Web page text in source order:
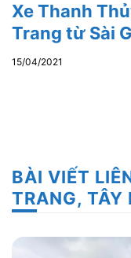
Xe Thanh
Trang từ Sài
15/04/2021
BÀI VIẾT
TRANG, TÂY